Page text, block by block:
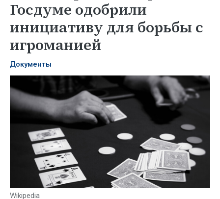
Госдуме одобрили
инициативу для борьбы с
игроманией
Документы
Wikipedia